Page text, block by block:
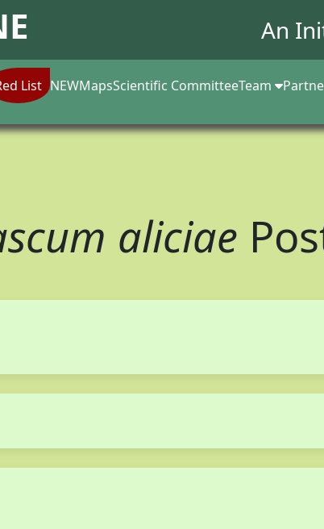
An
List NEWMapsScientific CommitteeTeam
aliciae